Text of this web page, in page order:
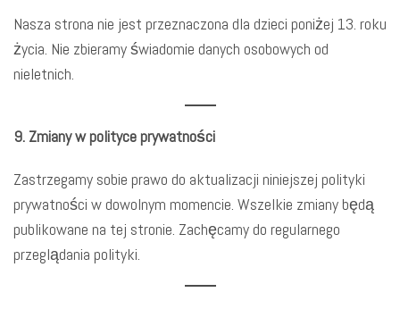
Nasza strona nie jest przeznaczona dla dzieci poniżej 13. roku
życia. Nie zbieramy świadomie danych osobowych od
nieletnich.
9. Zmiany w polityce prywatności
Zastrzegamy sobie prawo do aktualizacji niniejszej polityki
prywatności w dowolnym momencie. Wszelkie zmiany będą
publikowane na tej stronie. Zachęcamy do regularnego
przeglądania polityki.